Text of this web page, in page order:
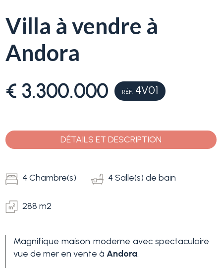
Villa à vendre à
Andora
€ 3.300.000 RÉF. 4V01
DÉTAILS ET DESCRIPTION
4 Chambre(s) 4 Salle(s) de bain
288 m2
Magnifique maison moderne avec spectaculaire
vue de mer en vente àAndora.
Immobilier
La
Ligurie
Ventes
Favoris
(0 )
-
multiple
Terrains